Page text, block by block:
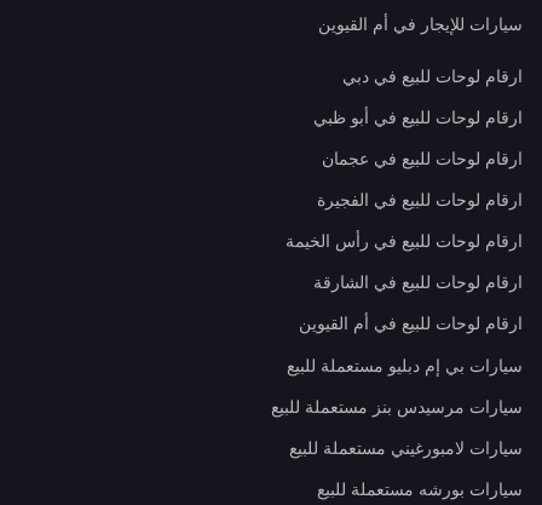
سيارات للإيجار في أم القيوين
ارقام لوحات للبيع في دبي
ارقام لوحات للبيع في أبو ظبي
ارقام لوحات للبيع في عجمان
ارقام لوحات للبيع في الفجيرة
ارقام لوحات للبيع في رأس الخيمة
ارقام لوحات للبيع في الشارقة
ارقام لوحات للبيع في أم القيوين
سيارات بي إم دبليو مستعملة للبيع
سيارات مرسيدس بنز مستعملة للبيع
سيارات لامبورغيني مستعملة للبيع
سيارات بورشه مستعملة للبيع